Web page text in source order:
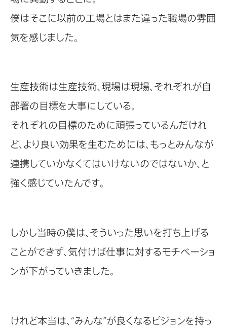
僕はそこに以前の工場とはまた違った職場の雰囲
気を感じました。
生産技術は生産技術、現場は現場、それぞれが自
部署の目標を大事にしている。
それぞれの目標のために頑張っているんだけれ
ど、より良い効果を生むためには、もっとみんなが
連携していかなくてはいけないのではないか、と
強く感じていたんです。
しかし当時の僕は、そういった思いを打ち上げる
ことができず、気付けば仕事に対するモチベーショ
ンが下がっていきました。
けれど本当は、“みんな”が良くなるビジョンを持っ